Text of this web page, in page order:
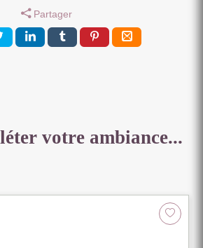
Partager
votre ambiance...